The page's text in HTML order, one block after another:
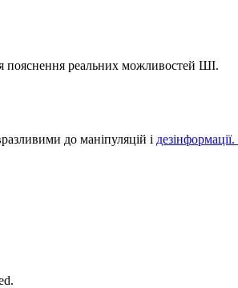
пояснення реальних можливостей ШІ.
до маніпуляцій і